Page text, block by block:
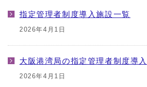
指定管理者制度導入施設一覧
2026年4月1日
大阪港湾局の指定管理者制度導
2026年4月1日